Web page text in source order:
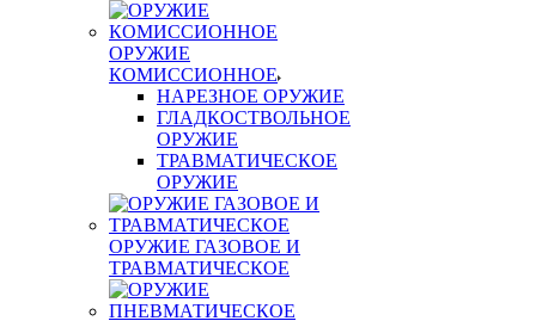
ОРУЖИЕ
КОМИССИОННОЕ
НАРЕЗНОЕ ОРУЖИЕ
ГЛАДКОСТВОЛЬНОЕ
ОРУЖИЕ
ТРАВМАТИЧЕСКОЕ
ОРУЖИЕ
ОРУЖИЕ ГАЗОВОЕ И
ТРАВМАТИЧЕСКОЕ